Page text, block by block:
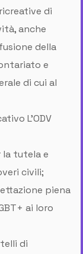
di
anche
della
e
di cui al
L’ODV
la tutela e
civili;
piena
ai loro
di